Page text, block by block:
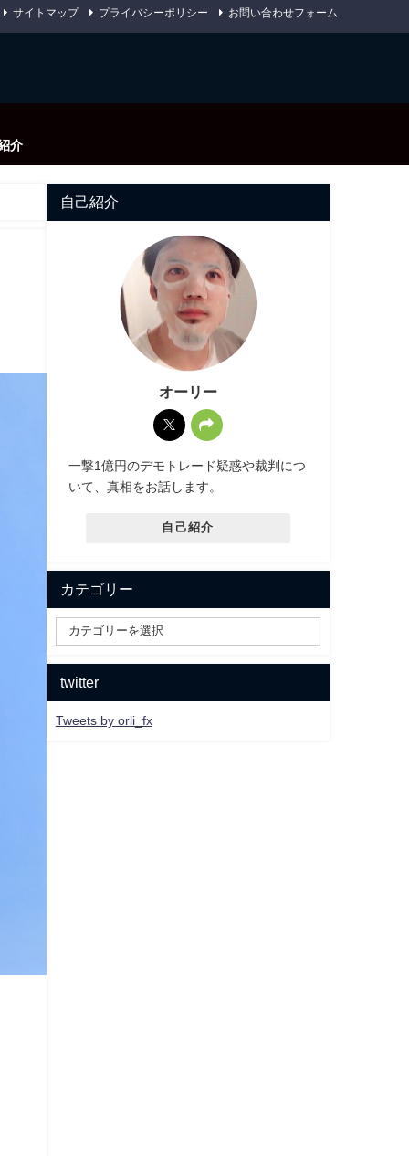
サイトマップ プライバシーポリシー お問い合わせフォーム
介
自己紹介
オーリー
一撃1億円のデモトレード疑惑や裁判につ
いて、真相をお話します。
自己紹介
カテゴリー
twitter
Tweets by orli_fx